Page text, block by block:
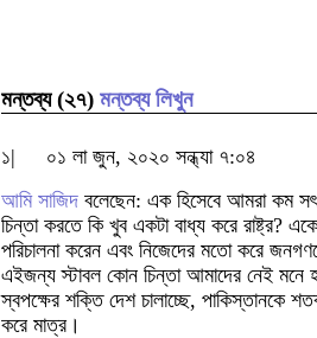
মন্তব্য (২৭) মন্তব্য লিখুন
১|
০১ লা জুন, ২০২০ সন্ধ্যা ৭:০৪
আমি সাজিদ বলেছেন: এক হিসেবে আমরা কম সৎ
চিন্তা করতে কি খুব একটা বাধ্য করে রাষ্ট্র?
পরিচালনা করেন এবং নিজেদের মতো করে
এইজন্য স্টাবল কোন চিন্তা আমাদের নেই মনে
স্বপক্ষের শক্তি দেশ চালাচ্ছে, পাকিস্তানকে
করে মাত্র।